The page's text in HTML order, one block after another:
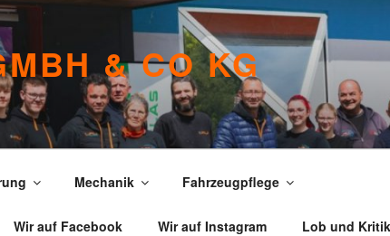
& CO KG
Mechanik Fahrzeugpflege
Wir auf Facebook Wir auf Instagram Lob und Kritik